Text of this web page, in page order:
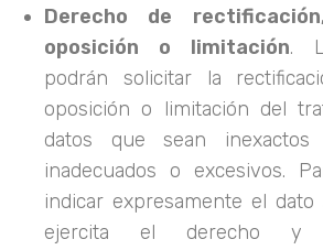
Derecho de
oposición o limitación.
podrán solicitar la
oposición o limitación del
datos que sean inexactos
inadecuados o excesivos.
indicar expresamente el
ejercita el derecho y